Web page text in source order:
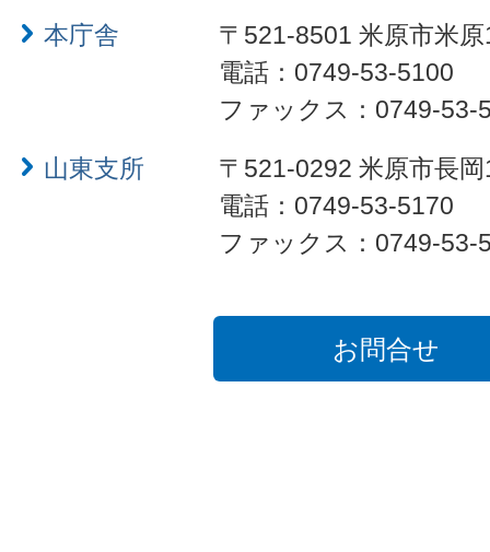
本庁舎
〒521-8501 米原市米
電話：0749-53-5100
ファックス：0749-53-
山東支所
〒521-0292 米原市長
電話：0749-53-5170
ファックス：0749-53-
お問合せ